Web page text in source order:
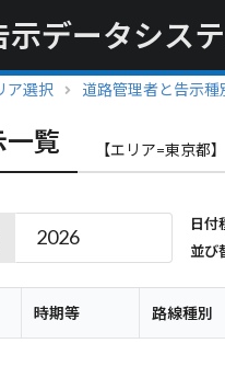
示データシス
ア選択 道路管理者と告示種
一覧 【エリア=東京都
日付
並び
時期等 路線種別